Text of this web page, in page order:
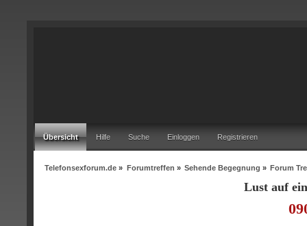
Übersicht Hilfe Suche Einloggen Registrieren
Telefonsexforum.de » Forumtreffen » Sehende Begegnung » Forum
Lust auf